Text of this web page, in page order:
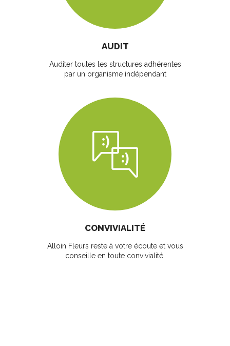
AUDIT
Auditer toutes les structures adhérentes
par un organisme indépendant
CONVIVIALITÉ
Alloin Fleurs reste à votre écoute et vous
conseille en toute convivialité.